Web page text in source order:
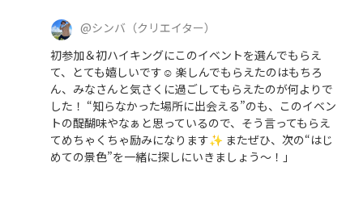
@シンバ （クリエイター）
初参加＆初ハイキングにこのイベントを選んでもらえ
て、とても嬉しいです☺️ 楽しんでもらえたのはもちろ
ん、みなさんと気さくに過ごしてもらえたのが何よりで
した！ “知らなかった場所に出会える”のも、このイベン
トの醍醐味やなぁと思っているので、そう言ってもらえ
てめちゃくちゃ励みになります✨ またぜひ、次の“はじ
めての景色”を一緒に探しにいきましょう〜！」